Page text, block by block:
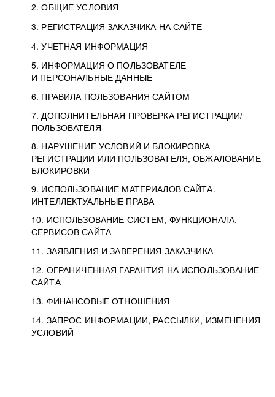
2. ОБЩИЕ УСЛОВИЯ
3. РЕГИСТРАЦИЯ ЗАКАЗЧИКА НА САЙТЕ
4. УЧЕТНАЯ ИНФОРМАЦИЯ
5. ИНФОРМАЦИЯ О ПОЛЬЗОВАТЕЛЕ
И ПЕРСОНАЛЬНЫЕ ДАННЫЕ
6. ПРАВИЛА ПОЛЬЗОВАНИЯ САЙТОМ
7. ДОПОЛНИТЕЛЬНАЯ ПРОВЕРКА РЕГИСТРАЦИИ/
ПОЛЬЗОВАТЕЛЯ
8. НАРУШЕНИЕ УСЛОВИЙ И БЛОКИРОВКА
РЕГИСТРАЦИИ ИЛИ ПОЛЬЗОВАТЕЛЯ, ОБЖАЛОВАНИЕ
БЛОКИРОВКИ
9. ИСПОЛЬЗОВАНИЕ МАТЕРИАЛОВ САЙТА.
ИНТЕЛЛЕКТУАЛЬНЫЕ ПРАВА
10. ИСПОЛЬЗОВАНИЕ СИСТЕМ, ФУНКЦИОНАЛА,
СЕРВИСОВ САЙТА
11. ЗАЯВЛЕНИЯ И ЗАВЕРЕНИЯ ЗАКАЗЧИКА
12. ОГРАНИЧЕННАЯ ГАРАНТИЯ НА ИСПОЛЬЗОВАНИЕ
САЙТА
13. ФИНАНСОВЫЕ ОТНОШЕНИЯ
14. ЗАПРОС ИНФОРМАЦИИ, РАССЫЛКИ, ИЗМЕНЕНИЯ
УСЛОВИЙ